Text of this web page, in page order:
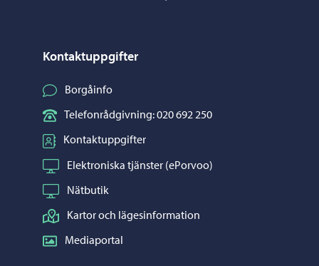
Kontaktuppgifter
Borgåinfo
Telefonrådgivning: 020 692 250
Kontaktuppgifter
Elektroniska tjänster (ePorvoo)
Nätbutik
Kartor och lägesinformation
Mediaportal